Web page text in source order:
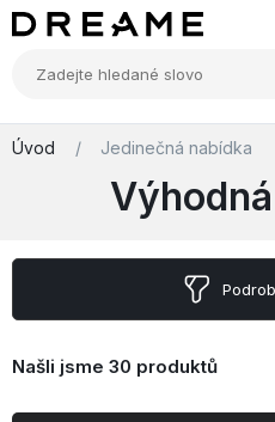
Úvod / Jedinečná nabídka
Našli jsme 30 produktů